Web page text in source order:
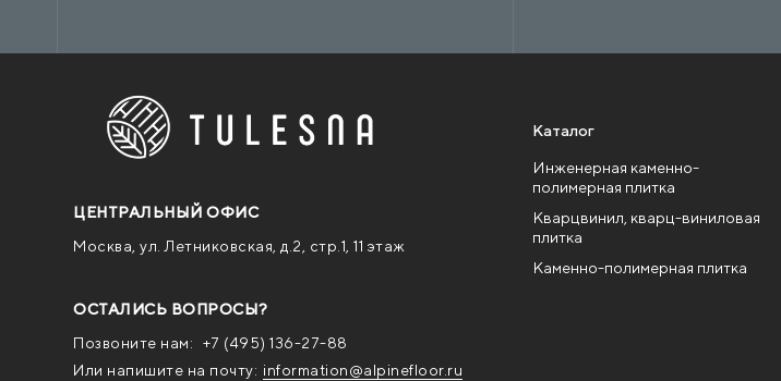
ЦЕНТРАЛЬНЫЙ ОФИС
Москва, ул. Летниковская, д.2, стр.1, 11 этаж
ОСТАЛИСЬ ВОПРОСЫ?
Позвоните нам:
+7 (495) 136-27-88
Или напишите на почту: information@alpinefloor.ru
Каталог
Инженерная каменно-
полимерная плитка
Кварцвинил, кварц-виниловая
плитка
Каменно-полимерная плитка